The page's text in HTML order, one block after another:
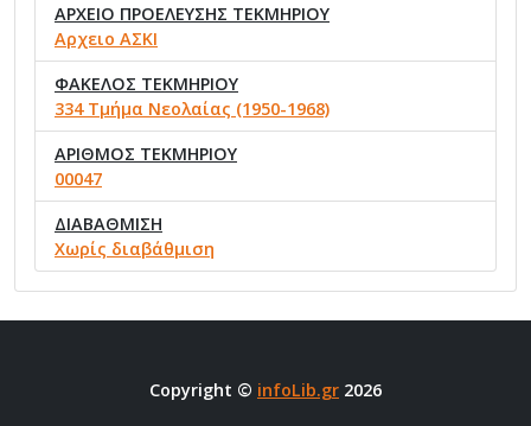
ΑΡΧΕΙΟ ΠΡΟΕΛΕΥΣΗΣ ΤΕΚΜΗΡΙΟΥ
Αρχειο ΑΣΚΙ
ΦΑΚΕΛΟΣ ΤΕΚΜΗΡΙΟΥ
334 Τμήμα Νεολαίας (1950-1968)
ΑΡΙΘΜΟΣ ΤΕΚΜΗΡΙΟΥ
00047
ΔΙΑΒΑΘΜΙΣΗ
Χωρίς διαβάθμιση
Copyright © infoLib.gr 2026